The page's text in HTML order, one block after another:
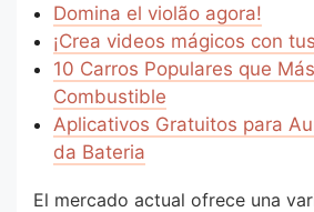
Domina el violão agora!
¡Crea videos mágicos con
10 Carros Populares que
Combustible
Aplicativos Gratuitos para
da Bateria
El mercado actual ofrece una